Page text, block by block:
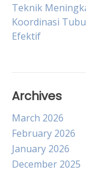
Post
Teknik
Koordinasi
Efektif
Archives
March 2026
February 2026
January 2026
December 2025